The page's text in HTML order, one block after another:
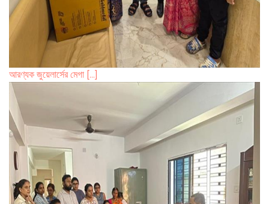
​আরণ্যক জুয়েলার্সের মেগা [...]